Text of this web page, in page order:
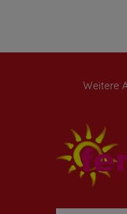
Weitere